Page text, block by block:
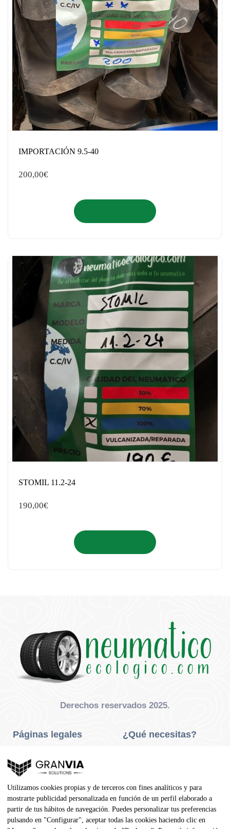
IMPORTACIÓN 9.5-40
200,00€
STOMIL 11.2-24
190,00€
Derechos reservados 2025.
Páginas legales
Privacidad Y Cookies
Aviso Legal
Condiciones De Compra
Contacto
¿Qué necesitas?
Neumáticos Agrícola
Utilizamos cookies propias y de terceros con fines analíticos y para
mostrarte publicidad personalizada en función de un perfil elaborado a
partir de tus hábitos de navegación. Puedes personalizar tus preferencias
pulsando en "Configurar", aceptar todas las cookies haciendo clic en